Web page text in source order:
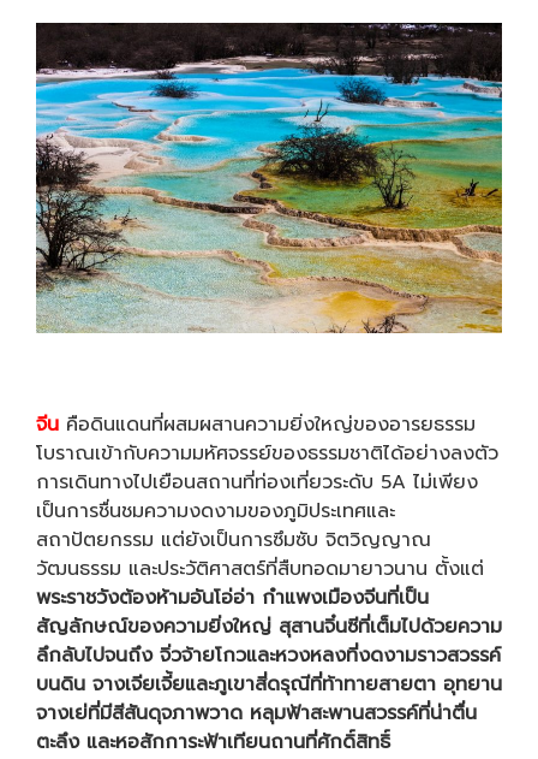
จีน คือดินแดนที่ผสมผสานความยิ่งใหญ่ของอารยธรรม
โบราณเข้ากับความมหัศจรรย์ของธรรมชาติได้อย่างลงตัว
การเดินทางไปเยือนสถานที่ท่องเที่ยวระดับ 5A ไม่เพียง
เป็นการชื่นชมความงดงามของภูมิประเทศและ
สถาปัตยกรรม แต่ยังเป็นการซึมซับ จิตวิญญาณ
วัฒนธรรม และประวัติศาสตร์ที่สืบทอดมายาวนาน ตั้งแต่
พระราชวังต้องห้ามอันโอ่อ่า กำแพงเมืองจีนที่เป็น
สัญลักษณ์ของความยิ่งใหญ่ สุสานจิ๋นซีที่เต็มไปด้วยความ
ลึกลับไปจนถึง จิ่วจ้ายโกวและหวงหลงที่งดงามราวสวรรค์
บนดิน จางเจียเจี้ยและภูเขาสี่ดรุณีที่ท้าทายสายตา อุทยาน
จางเย่ที่มีสีสันดุจภาพวาด หลุมฟ้าสะพานสวรรค์ที่น่าตื่น
ตะลึง และหอสักการะฟ้าเทียนถานที่ศักดิ์สิทธิ์